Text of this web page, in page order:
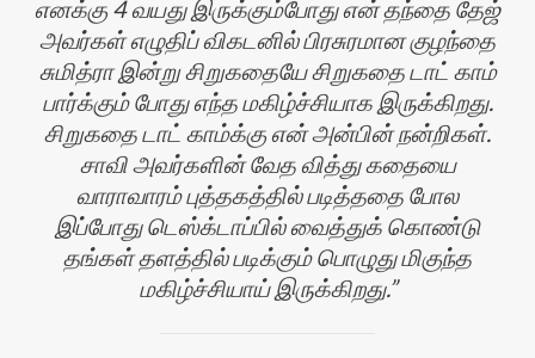
எனக்கு 4 வயது இருக்கும்போது என் தந்தை தேஜ்
அவர்கள் எழுதிப் விகடனில் பிரசுரமான குழந்தை
சுமித்ரா இன்று சிறுகதையே சிறுகதை டாட் காம்
பார்க்கும் போது எந்த மகிழ்ச்சியாக இருக்கிறது.
சிறுகதை டாட் காம்க்கு என் அன்பின் நன்றிகள்.
சாவி அவர்களின் வேத வித்து கதையை
வாராவாரம் புத்தகத்தில் படித்ததை போல
இப்போது டெஸ்க்டாப்பில் வைத்துக் கொண்டு
தங்கள் தளத்தில் படிக்கும் பொழுது மிகுந்த
மகிழ்ச்சியாய் இருக்கிறது.